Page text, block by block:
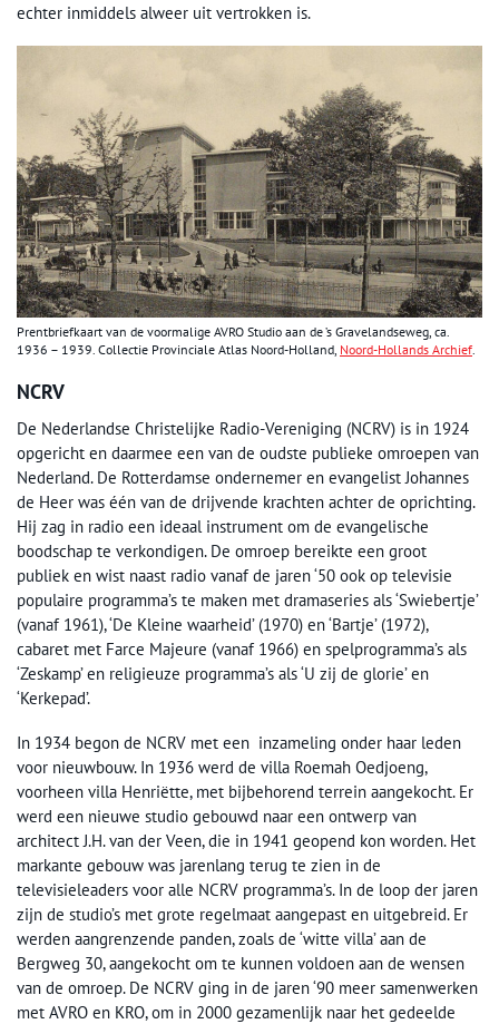
echter inmiddels alweer uit vertrokken is.
Prentbriefkaart van de voormalige AVRO Studio aan de ’s Gravelandseweg, ca.
1936 – 1939. Collectie Provinciale Atlas Noord-Holland, Noord-Hollands Archief
NCRV
De Nederlandse Christelijke Radio-Vereniging (NCRV) is in 1924
opgericht en daarmee een van de oudste publieke omroepen van
Nederland. De Rotterdamse ondernemer en evangelist Johannes
de Heer was één van de drijvende krachten achter de oprichting.
Hij zag in radio een ideaal instrument om de evangelische
boodschap te verkondigen. De omroep bereikte een groot
publiek en wist naast radio vanaf de jaren ‘50 ook op televisie
populaire programma’s te maken met dramaseries als ‘Swiebertje’
(vanaf 1961), ‘De Kleine waarheid’ (1970) en ‘Bartje’ (1972),
cabaret met Farce Majeure (vanaf 1966) en spelprogramma’s als
‘Zeskamp’ en religieuze programma’s als ‘U zij de glorie’ en
‘Kerkepad’.
In 1934 begon de NCRV met een inzameling onder haar leden
voor nieuwbouw. In 1936 werd de villa Roemah Oedjoeng,
voorheen villa Henriëtte, met bijbehorend terrein aangekocht. Er
werd een nieuwe studio gebouwd naar een ontwerp van
architect J.H. van der Veen, die in 1941 geopend kon worden. Het
markante gebouw was jarenlang terug te zien in de
televisieleaders voor alle NCRV programma’s. In de loop der jaren
zijn de studio’s met grote regelmaat aangepast en uitgebreid. Er
werden aangrenzende panden, zoals de ‘witte villa’ aan de
Bergweg 30, aangekocht om te kunnen voldoen aan de wensen
van de omroep. De NCRV ging in de jaren ‘90 meer samenwerken
met AVRO en KRO, om in 2000 gezamenlijk naar het gedeelde